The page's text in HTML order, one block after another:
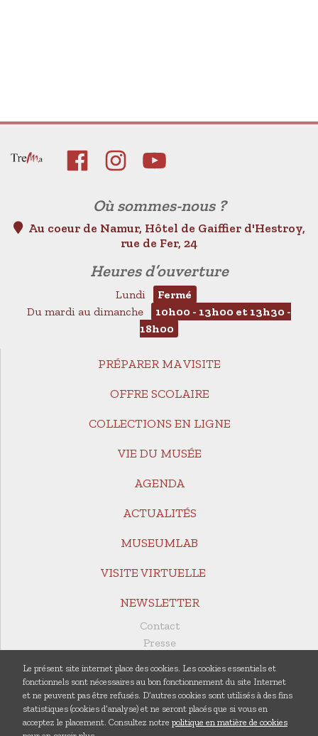
Où sommes-nous ?
Au coeur de Namur, Hôtel de Gaiffier d'Hestroy,
rue de Fer, 24
Heures d’ouverture
Lundi
Fermé
Du mardi au dimanche
10h00 - 13h00 et 13h30 -
18h00
PRÉPARER MA VISITE
OFFRE SCOLAIRE
COLLECTIONS EN LIGNE
VIE DU MUSÉE
AGENDA
ACTUALITÉS
MUSEUMLAB
VISITE VIRTUELLE
NEWSLETTER
Contact
Presse
Documents utiles
Rapports annuels
Publications
Centre de documentation
Le présent site internet place des cookies. Les cookies essentiels et
fonctionnels sont nécessaires au bon fonctionnement du site Internet
et ne peuvent pas être refusés. D’autres cookies sont utilisés à des fins
statistiques (cookies d’analyse) et ne seront placés que si vous en
acceptez le placement. Consultez notre politique en matière de cookies